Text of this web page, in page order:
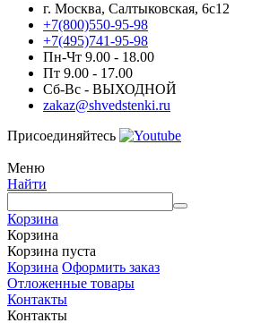
г. Москва, Салтыковская, 6с12
+7(800)550-95-98
+7(495)741-95-98
Пн-Чт 9.00 - 18.00
Пт 9.00 - 17.00
Сб-Вс - ВЫХОДНОЙ
zakaz@shvedstenki.ru
Присоединяйтесь
Меню
Найти
Корзина
Корзина
Корзина пуста
Корзина Оформить заказ
Отложенные товары
Контакты
Контакты